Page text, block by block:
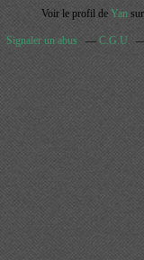
Voir le profil deYan
Signaler un abus C.G.U.